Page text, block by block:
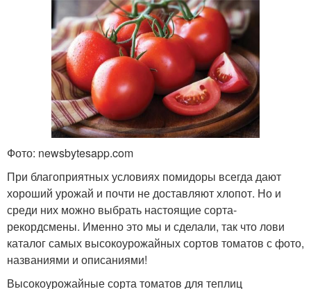
Фото: newsbytesapp.com
При благоприятных условиях помидоры всегда дают
хороший урожай и почти не доставляют хлопот. Но и
среди них можно выбрать настоящие сорта-
рекордсмены. Именно это мы и сделали, так что лови
каталог самых высокоурожайных сортов томатов с фото,
названиями и описаниями!
Высокоурожайные сорта томатов для теплиц